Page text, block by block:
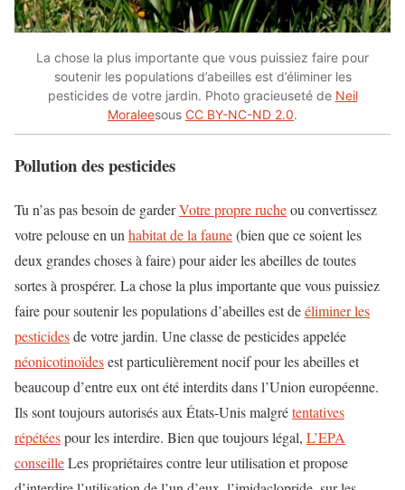
La chose la plus importante que vous puissiez faire pour
soutenir les populations d’abeilles est d’éliminer les
pesticides de votre jardin. Photo gracieuseté de Neil
Moraleesous CC BY-NC-ND 2.0.
Pollution des pesticides
Tu n’as pas besoin de garderVotre propre rucheou convertissez
votre pelouse en un habitat de la faune(bien que ce soient les
deux grandes choses à faire) pour aider les abeilles de toutes
sortes à prospérer. La chose la plus importante que vous puissiez
faire pour soutenir les populations d’abeilles est deéliminer les
pesticidesde votre jardin. Une classe de pesticides appelée
néonicotinoïdesest particulièrement nocif pour les abeilles et
beaucoup d’entre eux ont été interdits dans l’Union européenne.
Ils sont toujours autorisés aux États-Unis malgrétentatives
répétéespour les interdire. Bien que toujours légal, L’EPA
conseilleLes propriétaires contre leur utilisation et propose